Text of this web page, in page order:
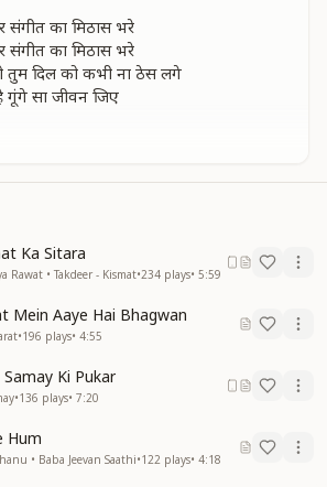
संगीत का मिठास भरे
संगीत का मिठास भरे
तुम दिल को कभी ना ठेस लगे
गूंगे सा जीवन जिए
नाथ स्वयं भगवान है
दिल में लिए अरमान है
जब सबसे ये दिल मिले
मुरझाए मन झूम उठे
तुमसे सब ये गुण सीखे
मुरझाए मन झूम उठे
मुरझाए मन झूम उठे
Ka Sitara
Rawat • Takdeer - Kismat•234 plays• 5:59
Mein Aaye Hai Bhagwan
•196 plays• 4:55
Ki Pukar
•136 plays• 7:20
Hum
• Baba Jeevan Saathi•122 plays• 4:18